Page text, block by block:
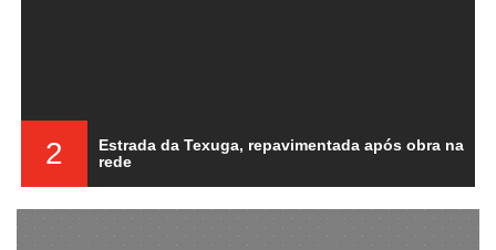
3 Motorista de pesados detido